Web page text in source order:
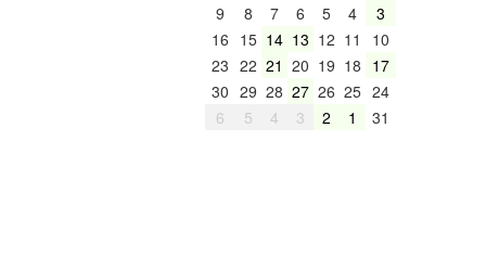
3
4
5
6
7
8
9
10
11
12
13
14
15
16
17
18
19
20
21
22
23
24
25
26
27
28
29
30
31
1
2
3
4
5
6